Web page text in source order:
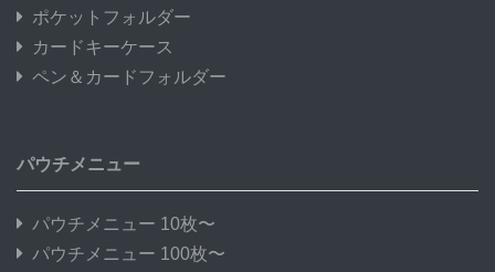
ポケットフォルダー
カードキーケース
ペン＆カードフォルダー
パウチメニュー
パウチメニュー 10枚〜
パウチメニュー 100枚〜